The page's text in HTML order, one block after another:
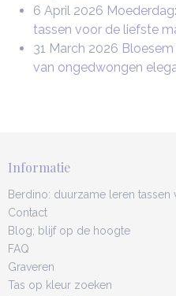
6 April 2026
tassen voor de liefste
31 March 2026
van ongedwongen
Informatie
Berdino: duurzame leren tassen
Contact
Blog; blijf op de hoogte
FAQ
Graveren
Tas op kleur zoeken